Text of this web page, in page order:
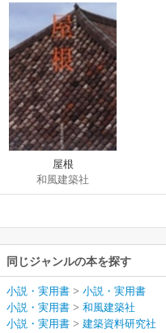
屋根
和風建築社
同じジャンルの本を探す
小説・実用書 > 小説・実用書
小説・実用書 > 和風建築社
小説・実用書 > 建築資料研究社